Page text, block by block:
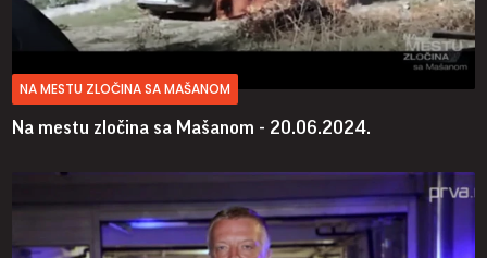
NA MESTU ZLOČINA SA MAŠANOM
Na mestu zločina sa Mašanom - 20.06.2024.